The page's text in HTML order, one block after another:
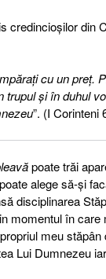
credincioșilor din
cu un preţ.
trupul şi în duhul
”. (I Corinteni
poate trăi
alege să-și
disciplinarea
momentul în care
meu stăpân
Lui Dumnezeu